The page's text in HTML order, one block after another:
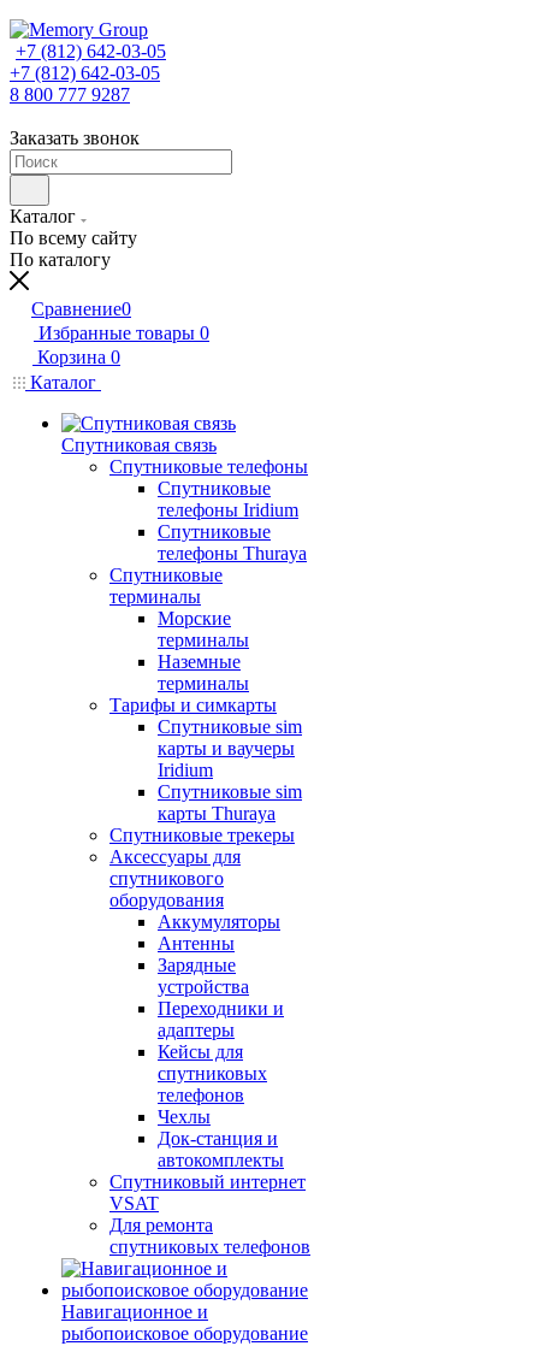
+7 (812) 642-03-05
+7 (812) 642-03-05
8 800 777 9287
Заказать звонок
Каталог
По всему сайту
По каталогу
Сравнение0
Избранные товары 0
Корзина 0
Каталог
Спутниковая связь
Спутниковые телефоны
Спутниковые
телефоны Iridium
Спутниковые
телефоны Thuraya
Спутниковые
терминалы
Морские
терминалы
Наземные
терминалы
Тарифы и симкарты
Спутниковые sim
карты и ваучеры
Iridium
Спутниковые sim
карты Thuraya
Спутниковые трекеры
Аксессуары для
спутникового
оборудования
Аккумуляторы
Антенны
Зарядные
устройства
Переходники и
адаптеры
Кейсы для
спутниковых
телефонов
Чехлы
Док-станция и
автокомплекты
Спутниковый интернет
VSAT
Для ремонта
спутниковых телефонов
Навигационное и
рыбопоисковое оборудование